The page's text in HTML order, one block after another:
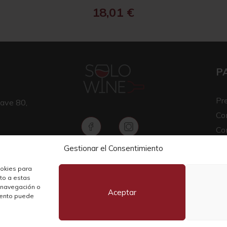
Gestionar el Consentimiento
para
a estas
o
puede
Aceptar
18,01 €
80,